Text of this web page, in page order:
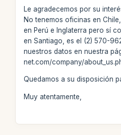
Le agradecemos por su
No tenemos oficinas en
en Perú e Inglaterra pero sí
en Santiago, es el (2) 570-
nuestros datos en nuestra
net.com/company/
Quedamos a su disposición
Muy atentamente,